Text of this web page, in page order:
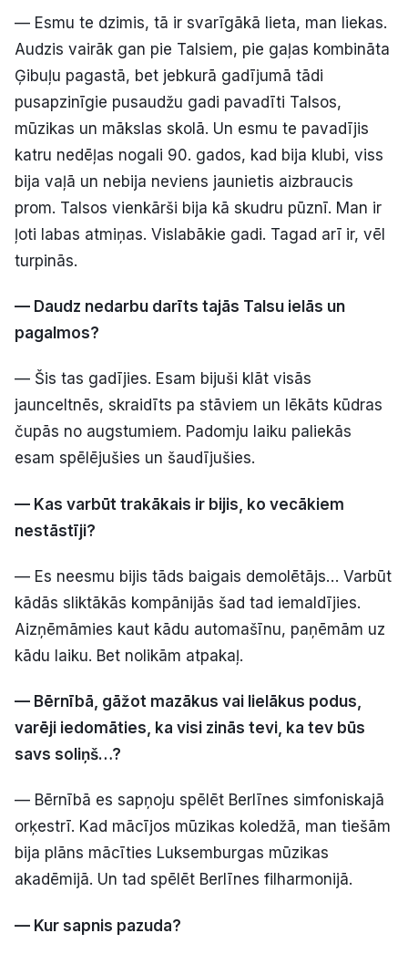
E-avīze Abonē
— Esmu te dzimis, tā ir svarīgākā lieta, man liekas.
Audzis vairāk gan pie Talsiem, pie gaļas kombināta
Ģibuļu pagastā, bet jebkurā gadījumā tādi
pusapzinīgie pusaudžu gadi pavadīti Talsos,
mūzikas un mākslas skolā. Un esmu te pavadījis
katru nedēļas nogali 90. gados, kad bija klubi, viss
bija vaļā un nebija neviens jaunietis aizbraucis
prom. Talsos vienkārši bija kā skudru pūznī. Man ir
ļoti labas atmiņas. Vislabākie gadi. Tagad arī ir, vēl
turpinās.
— Daudz nedarbu darīts tajās Talsu ielās un
pagalmos?
— Šis tas gadījies. Esam bijuši klāt visās
jaunceltnēs, skraidīts pa stāviem un lēkāts kūdras
čupās no augstumiem. Padomju laiku paliekās
esam spēlējušies un šaudījušies.
— Kas varbūt trakākais ir bijis, ko vecākiem
nestāstīji?
— Es neesmu bijis tāds baigais demolētājs… Varbūt
kādās sliktākās kompānijās šad tad iemaldījies.
Aizņēmāmies kaut kādu automašīnu, paņēmām uz
kādu laiku. Bet nolikām atpakaļ.
— Bērnībā, gāžot mazākus vai lielākus podus,
varēji iedomāties, ka visi zinās tevi, ka tev būs
savs soliņš…?
— Bērnībā es sapņoju spēlēt Berlīnes simfoniskajā
orķestrī. Kad mācījos mūzikas koledžā, man tiešām
bija plāns mācīties Luksemburgas mūzikas
akadēmijā. Un tad spēlēt Berlīnes filharmonijā.
— Kur sapnis pazuda?